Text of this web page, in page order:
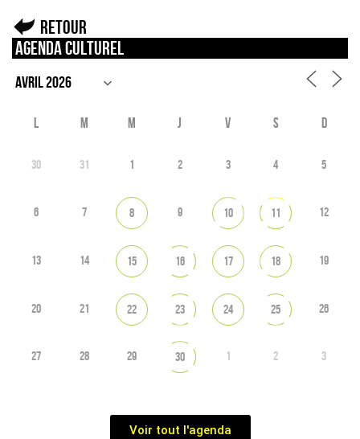
Retour
Agenda culturel
L M M J V S D
30 31 1 2 3 4 5
6 7 8 9 10 11 12
13 14 15 16 17 18 19
20 21 22 23 24 25 26
27 28 29 30 1 2 3
Voir tout l'agenda